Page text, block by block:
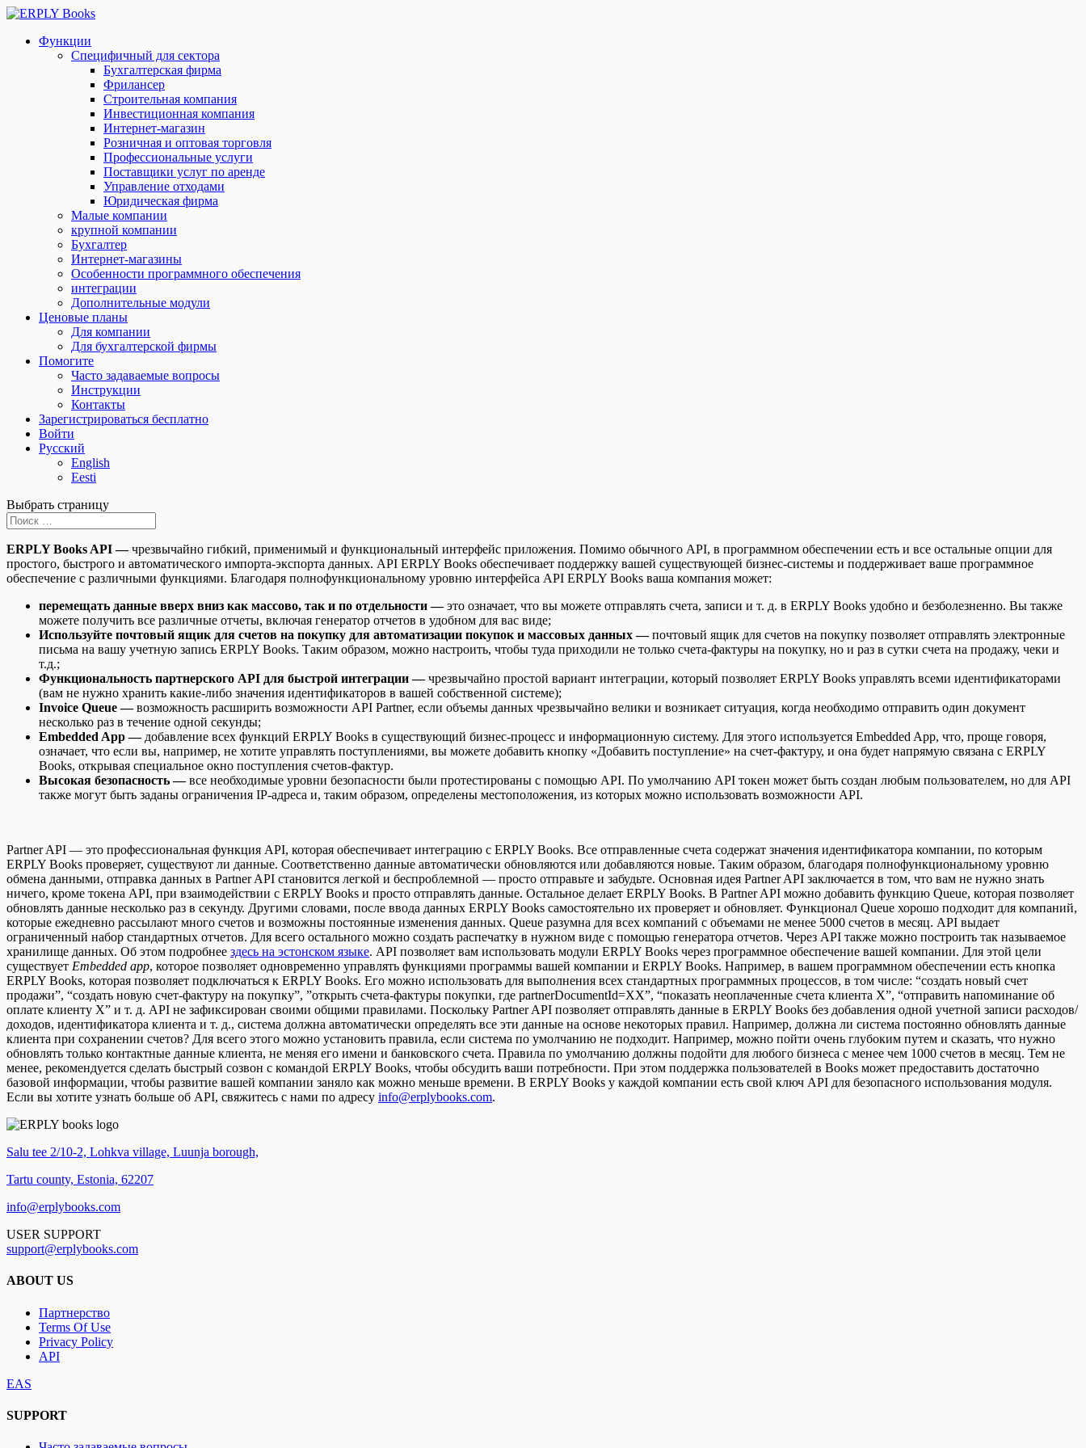
Функции
Специфичный для сектора
Бухгалтерская фирма
Фрилансер
Строительная компания
Инвестиционная компания
Интернет-магазин
Розничная и оптовая торговля
Профессиональные услуги
Поставщики услуг по аренде
Управление отходами
Юридическая фирма
Малые компании
крупной компании
Бухгалтер
Интернет-магазины
Особенности программного обеспечения
интеграции
Дополнительные модули
Ценовые планы
Для компании
Для бухгалтерской фирмы
Помогите
Часто задаваемые вопросы
Инструкции
Контакты
Зарегистрироваться бесплатно
Войти
Русский
English
Eesti
Выбрать страницу
ERPLY Books API —чрезвычайно гибкий, применимый и функциональный интерфейс приложения. Помимо обычного API, в программном обеспечении есть и все остальные опции для
простого, быстрого и автоматического импорта-экспорта данных. API ERPLY Books обеспечивает поддержку вашей существующей бизнес-системы и поддерживает ваше программное
обеспечение с различными функциями. Благодаря полнофункциональному уровню интерфейса API ERPLY Books ваша компания может:
перемещать данные вверх вниз как массово, так и по отдельности —это означает, что вы можете отправлять счета, записи и т. д. в ERPLY Books удобно и безболезненно. Вы также
можете получить все различные отчеты, включая генератор отчетов в удобном для вас виде;
Используйте почтовый ящик для счетов на покупку для автоматизации покупок и массовых данных —почтовый ящик для счетов на покупку позволяет отправлять электронные
письма на вашу учетную запись ERPLY Books. Таким образом, можно настроить, чтобы туда приходили не только счета-фактуры на покупку, но и раз в сутки счета на продажу, чеки и
т.д.;
Функциональность партнерского API для быстрой интеграции —чрезвычайно простой вариант интеграции, который позволяет ERPLY Books управлять всеми идентификаторами
(вам не нужно хранить какие-либо значения идентификаторов в вашей собственной системе);
Invoice Queue —возможность расширить возможности API Partner, если объемы данных чрезвычайно велики и возникает ситуация, когда необходимо отправить один документ
несколько раз в течение одной секунды;
Embedded App—добавление всех функций ERPLY Books в существующий бизнес-процесс и информационную систему. Для этого используется Embedded App, что, проще говоря,
означает, что если вы, например, не хотите управлять поступлениями, вы можете добавить кнопку «Добавить поступление» на счет-фактуру, и она будет напрямую связана с ERPLY
Books, открывая специальное окно поступления счетов-фактур.
Высокая безопасность —все необходимые уровни безопасности были протестированы с помощью API. По умолчанию API токен может быть создан любым пользователем, но для API
также могут быть заданы ограничения IP-адреса и, таким образом, определены местоположения, из которых можно использовать возможности API.
Partner API — это профессиональная функция API, которая обеспечивает интеграцию с ERPLY Books. Все отправленные счета содержат значения идентификатора компании, по которым
ERPLY Books проверяет, существуют ли данные. Соответственно данные автоматически обновляются или добавляются новые. Таким образом, благодаря полнофункциональному уровню
обмена данными, отправка данных в Partner API становится легкой и беспроблемной — просто отправьте и забудьте. Основная идея Partner API заключается в том, что вам не нужно знать
ничего, кроме токена API, при взаимодействии с ERPLY Books и просто отправлять данные. Остальное делает ERPLY Books. В Partner API можно добавить функцию Queue, которая позволяет
обновлять данные несколько раз в секунду. Другими словами, после ввода данных ERPLY Books самостоятельно их проверяет и обновляет. Функционал Queue хорошо подходит для компаний,
которые ежедневно рассылают много счетов и возможны постоянные изменения данных. Queue разумна для всех компаний с объемами не менее 5000 счетов в месяц. API выдает
ограниченный набор стандартных отчетов. Для всего остального можно создать распечатку в нужном виде с помощью генератора отчетов. Через API также можно построить так называемое
хранилище данных. Об этом подробнее здесь на эстонском языке. API позволяет вам использовать модули ERPLY Books через программное обеспечение вашей компании. Для этой цели
существует Embedded app, которое позволяет одновременно управлять функциями программы вашей компании и ERPLY Books. Например, в вашем программном обеспечении есть кнопка
ERPLY Books, которая позволяет подключаться к ERPLY Books. Его можно использовать для выполнения всех стандартных программных процессов, в том числе: “создать новый счет
продажи”, “создать новую счет-фактуру на покупку”, ”открыть счета-фактуры покупки, где partnerDocumentId=XX”, “показать неоплаченные счета клиента X”, “отправить напоминание об
оплате клиенту X” и т. д. API не зафиксирован своими общими правилами. Поскольку Partner API позволяет отправлять данные в ERPLY Books без добавления одной учетной записи расходов/
доходов, идентификатора клиента и т. д., система должна автоматически определять все эти данные на основе некоторых правил. Например, должна ли система постоянно обновлять данные
клиента при сохранении счетов? Для всего этого можно установить правила, если система по умолчанию не подходит. Например, можно пойти очень глубоким путем и сказать, что нужно
обновлять только контактные данные клиента, не меняя его имени и банковского счета. Правила по умолчанию должны подойти для любого бизнеса с менее чем 1000 счетов в месяц. Тем не
менее, рекомендуется сделать быстрый созвон с командой ERPLY Books, чтобы обсудить ваши потребности. При этом поддержка пользователей в Books может предоставить достаточно
базовой информации, чтобы развитие вашей компании заняло как можно меньше времени. В ERPLY Books у каждой компании есть свой ключ API для безопасного использования модуля.
Если вы хотите узнать больше об API, свяжитесь с нами по адресу info@erplybooks.com.
Salu tee 2/10-2, Lohkva village, Luunja borough,
Tartu county, Estonia, 62207
info@erplybooks.com
USER SUPPORT
support@erplybooks.com
ABOUT US
Партнерство
Terms Of Use
Privacy Policy
API
EAS
SUPPORT